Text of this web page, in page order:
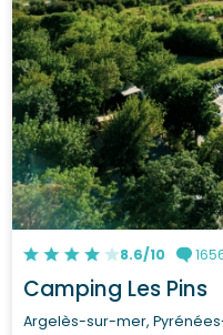
8.6/10
Camping Les Pins
Argelès-sur-mer,